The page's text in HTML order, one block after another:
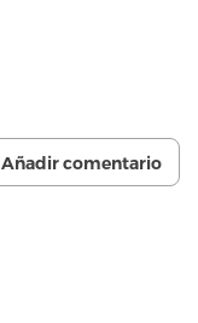
Añadir comentario